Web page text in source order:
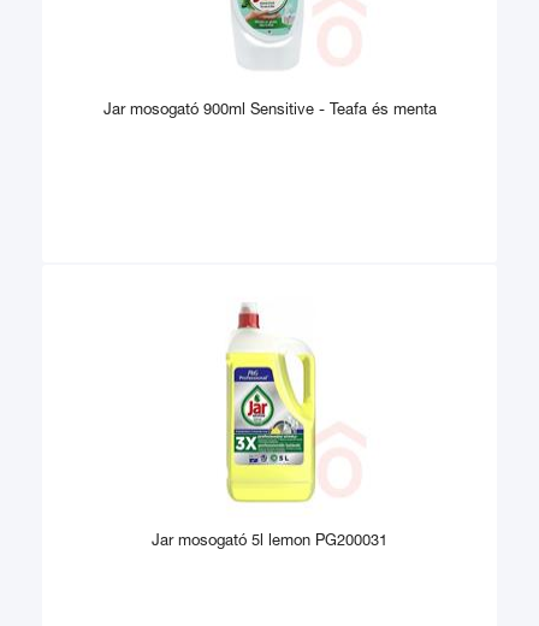
Jar mosogató 900ml Sensitive - Teafa és menta
Jar mosogató 5l lemon PG200031